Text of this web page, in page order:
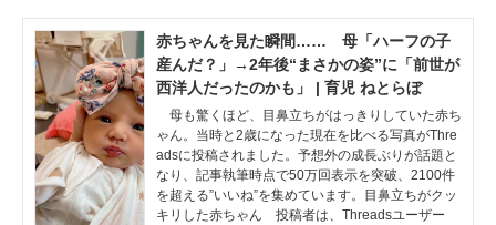
赤ちゃんを見た瞬間…… 母「ハーフの子
産んだ？」→2年後“まさかの姿”に「前世が
西洋人だったのかも」 | 育児 ねとらぼ
母も驚くほど、目鼻立ちがはっきりしていた赤ち
ゃん。当時と2歳になった現在を比べる写真がThre
adsに投稿されました。予想外の成長ぶりが話題と
なり、記事執筆時点で50万回表示を突破、2100件
を超える”いいね”を集めています。目鼻立ちがクッ
キリした赤ちゃん 投稿者は、Threadsユーザー